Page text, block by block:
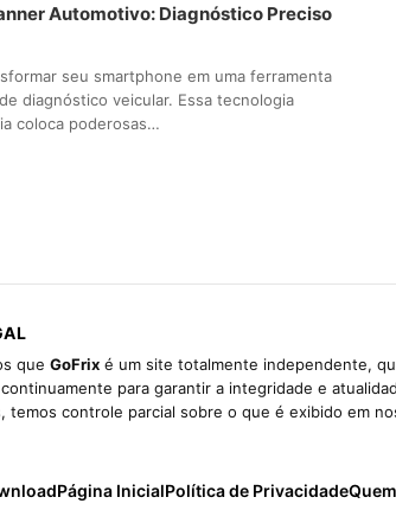
Automotivo: Diagnóstico Preciso
seu smartphone em uma ferramenta
diagnóstico veicular. Essa tecnologia
coloca poderosas…
que GoFrix é um site totalmente independente,
para garantir a integridade e
temos controle parcial sobre o que é exibido em
Página InicialPolítica de Privacidade